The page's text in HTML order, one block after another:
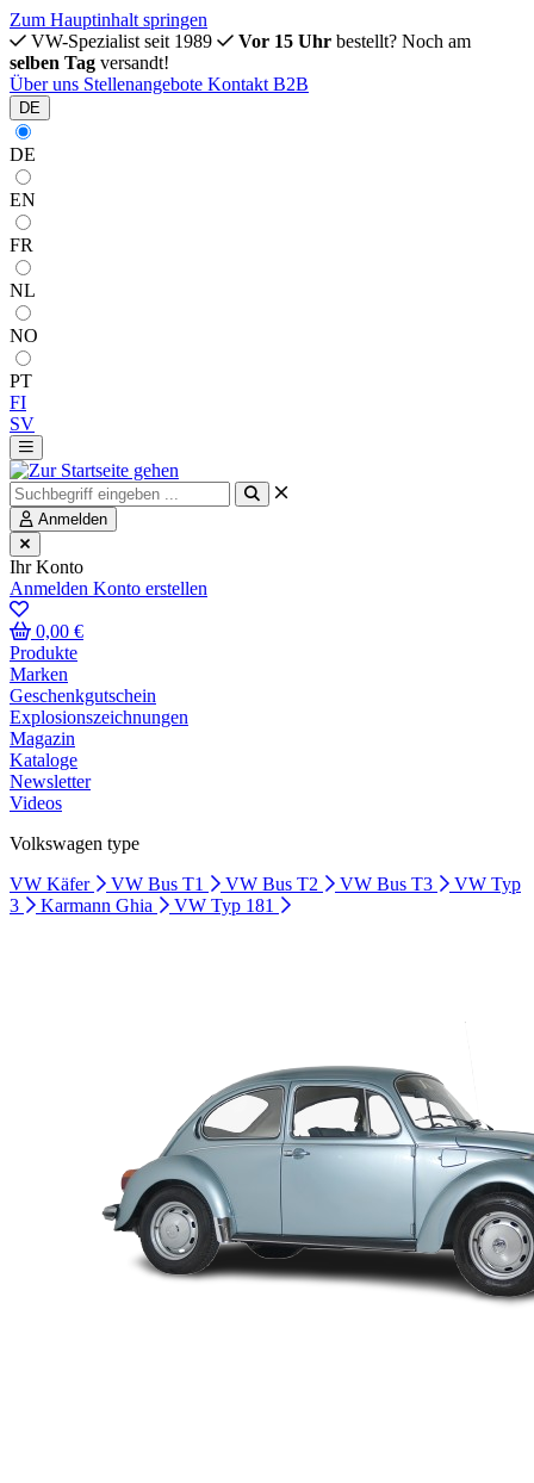
Zum Hauptinhalt springen
VW-Spezialist seit 1989
Vor 15 Uhr bestellt? Noch am
selben Tag versandt!
Über uns Stellenangebote Kontakt B2B
DE
DE
EN
FR
NL
NO
PT
FI
SV
Anmelden
Ihr Konto
Anmelden Konto erstellen
0,00 €
Produkte
Marken
Geschenkgutschein
Explosionszeichnungen
Magazin
Kataloge
Newsletter
Videos
Volkswagen type
VW Käfer
VW Bus T1 VW Bus T2 VW Bus T3
VW Typ
3
Karmann Ghia VW Typ 181